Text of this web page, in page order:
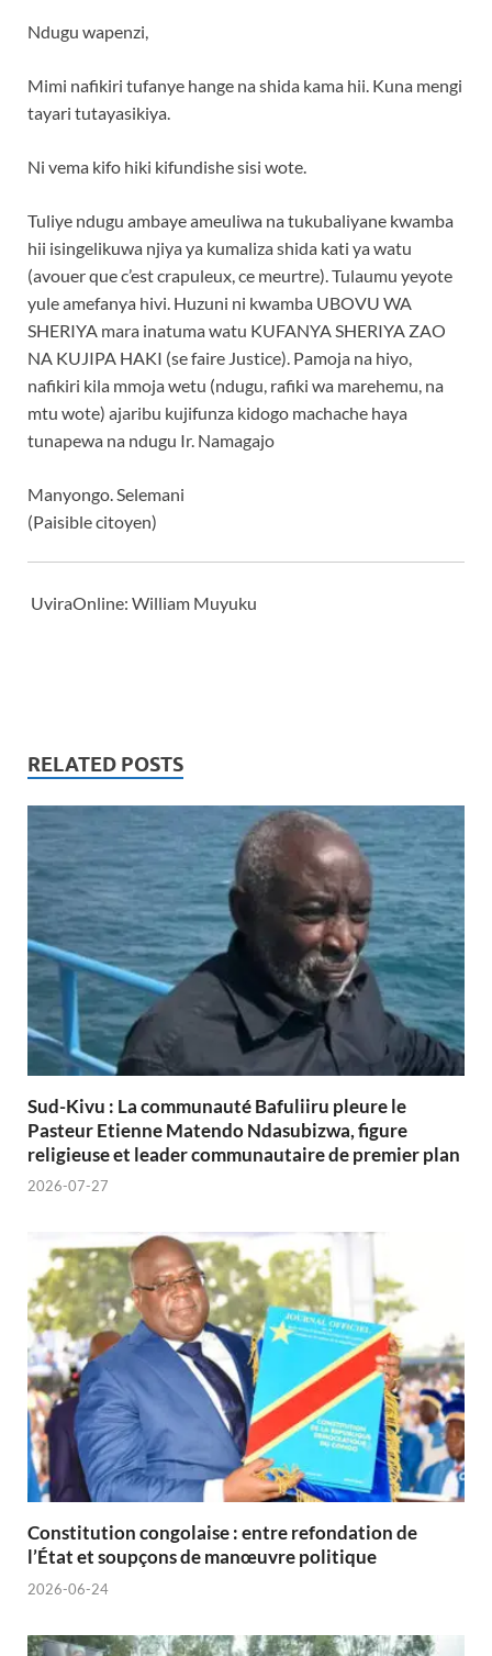
Ndugu wapenzi,
Mimi nafikiri tufanye hange na shida kama hii. Kuna mengi
tayari tutayasikiya.
Ni vema kifo hiki kifundishe sisi wote.
Tuliye ndugu ambaye ameuliwa na tukubaliyane kwamba
hii isingelikuwa njiya ya kumaliza shida kati ya watu
(avouer que c’est crapuleux, ce meurtre). Tulaumu yeyote
yule amefanya hivi. Huzuni ni kwamba UBOVU WA
SHERIYA mara inatuma watu KUFANYA SHERIYA ZAO
NA KUJIPA HAKI (se faire Justice). Pamoja na hiyo,
nafikiri kila mmoja wetu (ndugu, rafiki wa marehemu, na
mtu wote) ajaribu kujifunza kidogo machache haya
tunapewa na ndugu Ir. Namagajo
Manyongo. Selemani
(Paisible citoyen)
UviraOnline: William Muyuku
RELATED POSTS
Sud-Kivu : La communauté Bafuliiru pleure le
Pasteur Etienne Matendo Ndasubizwa, figure
religieuse et leader communautaire de premier plan
2026-07-27
Constitution congolaise : entre refondation de
l’État et soupçons de manœuvre politique
2026-06-24